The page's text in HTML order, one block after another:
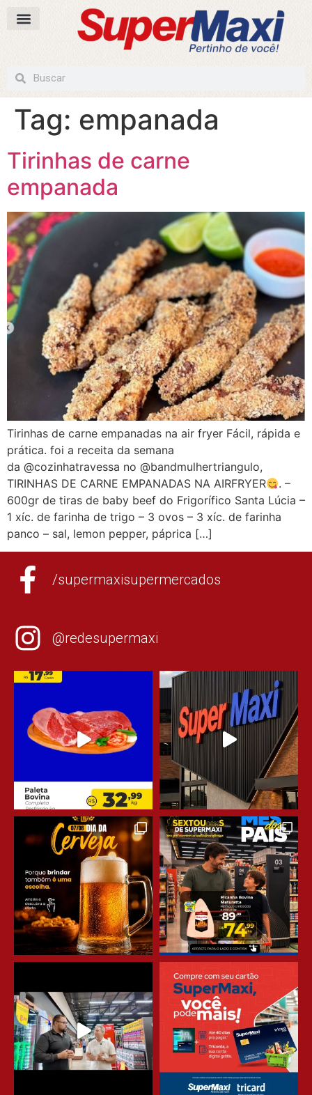
Tag: empanada
Tirinhas de carne
empanada
Tirinhas de carne empanadas na air fryer Fácil, rápida e
prática. foi a receita da semana
da @cozinhatravessa no @bandmulhertriangulo,
TIRINHAS DE CARNE EMPANADAS NA AIRFRYER
. –
600gr de tiras de baby beef do Frigorífico Santa Lúcia –
1 xíc. de farinha de trigo – 3 ovos – 3 xíc. de farinha
panco – sal, lemon pepper, páprica […]
/supermaxisupermercados
@redesupermaxi